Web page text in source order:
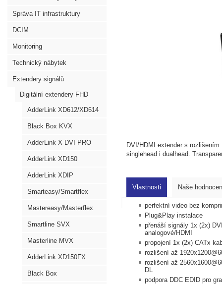
Správa IT infrastruktury
DCIM
Monitoring
Technický nábytek
Extendery signálů
Digitální extendery FHD
AdderLink XD612/XD614
Black Box KVX
AdderLink X-DVI PRO
AdderLink XD150
AdderLink XDIP
Smarteasy/Smartflex
Mastereasy/Masterflex
Smartline SVX
Masterline MVX
AdderLink XD150FX
Black Box
DVI/HDMI extender s
singlehead i dualhead.
Vlastnosti Naše
perfektní video bez
Plug&Play instalace
přenáší signály 1x (2x)
analogové/HDMI
propojení 1x (2x) CATx
rozlišení až
rozlišení až
DL
podpora DDC EDID pro